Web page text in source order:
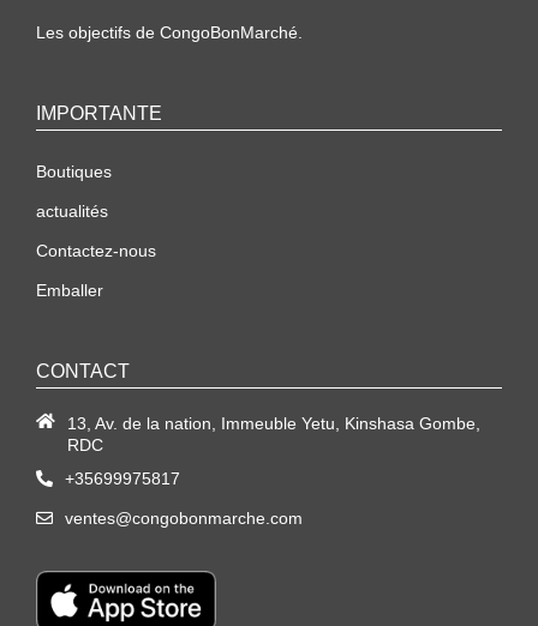
Les objectifs de CongoBonMarché.
IMPORTANTE
Boutiques
actualités
Contactez-nous
Emballer
CONTACT
13, Av. de la nation, Immeuble Yetu, Kinshasa Gombe,
RDC
+35699975817
ventes@congobonmarche.com